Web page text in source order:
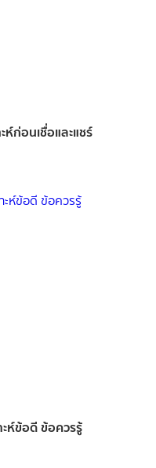
ห์ก่อนเชื่อและแชร์
ห์ข้อดี ข้อควรรู้